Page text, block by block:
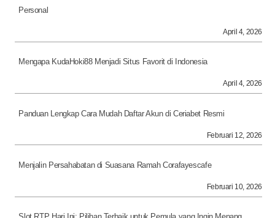
Personal
April 4, 2026
Mengapa KudaHoki88 Menjadi Situs Favorit di Indonesia
April 4, 2026
Panduan Lengkap Cara Mudah Daftar Akun di Ceriabet Resmi
Februari 12, 2026
Menjalin Persahabatan di Suasana Ramah Corafayescafe
Februari 10, 2026